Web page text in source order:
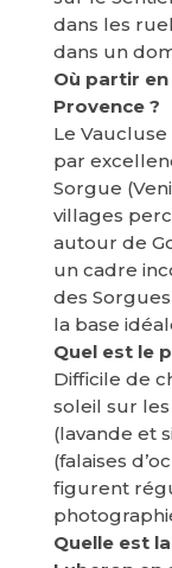
dans les
dans un
Où partir
Provence ?
Le
par
Sorgue
villages
autour de
un cadre
des
la base
Quel est le
Difficile de
soleil sur les
(lavande et
(falaises
figurent
Quelle est